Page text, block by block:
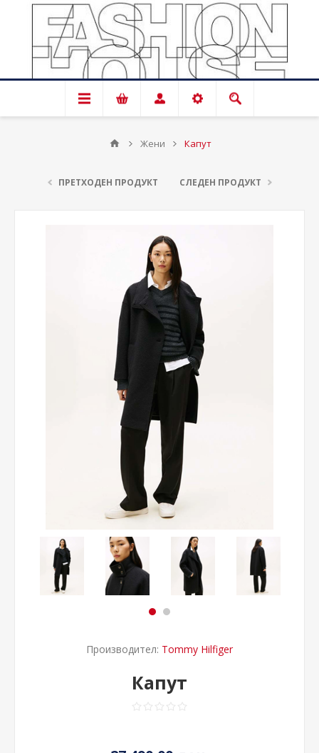
Жени Капут
ПРЕТХОДЕН ПРОДУКТ СЛЕДЕН ПРОДУКТ
Производител: Tommy Hilfiger
Капут